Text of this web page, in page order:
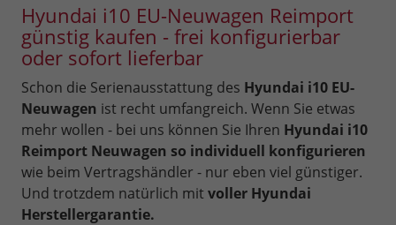
Hyundai i10 EU-Neuwagen Reimport
günstig kaufen - frei konfigurierbar
oder sofort lieferbar
Schon die Serienausstattung des Hyundai i10 EU-
Neuwagen ist recht umfangreich. Wenn Sie etwas
mehr wollen - bei uns können Sie Ihren Hyundai i10
Reimport Neuwagen so individuell konfigurieren
wie beim Vertragshändler - nur eben viel günstiger.
Und trotzdem natürlich mit voller Hyundai
Herstellergarantie.